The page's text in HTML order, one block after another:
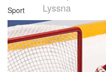
Lyssna
Sport